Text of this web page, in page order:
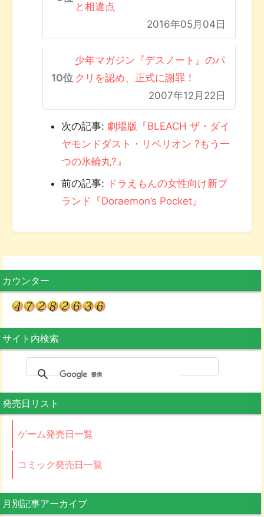
と相違点
2016年05月04日
少年マガジン『デスノート』のパ
クリを認め、正式に謝罪！
2007年12月22日
次の記事: 劇場版『BLEACH ザ・ダイ
ヤモンドダスト・リベリオン ?もう一
つの氷輪丸?』
前の記事: ドラえもんの女性向け新ブ
ランド『Doraemon’s Pocket』
カウンター
サイト内検索
発売日リスト
ゲーム発売日一覧
コミック発売日一覧
月別記事アーカイブ